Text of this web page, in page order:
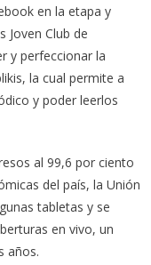
en la etapa y
Joven Club de
y perfeccionar la
la cual permite a
y poder leerlos
al 99,6 por ciento
del país, la Unión
tabletas y se
en vivo, un
años.